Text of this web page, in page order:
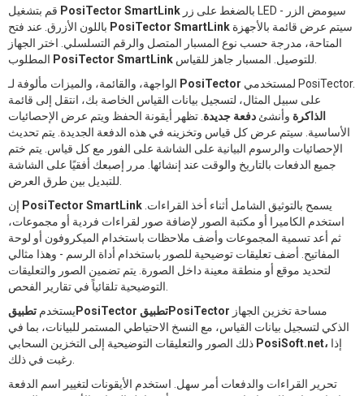
PosiTector SmartLink
PosiTector SmartLink
المتاحة، مدرجة حسب نوع المسبار المتصل والرقم التسلسلي. اختر الجهاز
PosiTector SmartLink
PosiTector
على سبيل المثال، لتسجيل بيانات القياس الخاصة بك، انتقل إلى قائمة
الذاكرة وأنشئ دفعة جديدة . تظهر أيقونة الحفظ ويتم عرض الإحصائيات
الأساسية. سيتم عرض كل قياس وتخزينه في هذه الدفعة الجديدة. يتم تحديث
الإحصائيات والرسوم البيانية على الشاشة على الفور مع كل قياس. يتم ختم
جميع الدفعات بالتاريخ والوقت عند إنشائها. مرر إصبعك أفقيًا على الشاشة
PosiTector SmartLink
استخدم الكاميرا أو مكتبة الصور لإضافة صور لقراءات فردية أو مجموعات،
ثم أعد تسمية المجموعات وأضف ملاحظات باستخدام الميكروفون أو لوحة
المفاتيح. أضف تعليقات توضيحية للصور باستخدام أداة الرسم - وهذا مثالي
لتحديد موقع أو منطقة معينة داخل الصورة. يتم تضمين الصور والتعليقات
يستخدم
تطبيقPosiTector تطبيقPosiTector مساحة تخزين الجهاز
الذكي لتسجيل بيانات القياس، مع النسخ الاحتياطي المستمر للبيانات، بما في
PosiSoft.net،
تحرير القراءات والدفعات أمر سهل. استخدم الأيقونات لتغيير اسم الدفعة